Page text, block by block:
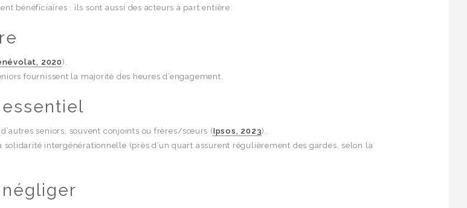
bénéficiaires ; ils sont aussi des acteurs à part entière.
2020).
fournissent la majorité des heures d’engagement.
seniors, souvent conjoints ou frères/sœurs (Ipsos, 2023).
intergénérationnelle (près d’un quart assurent régulièrement des gardes, selon la